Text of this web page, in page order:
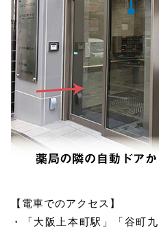
【電車でのアクセス】
・「大阪上本町駅」「谷町